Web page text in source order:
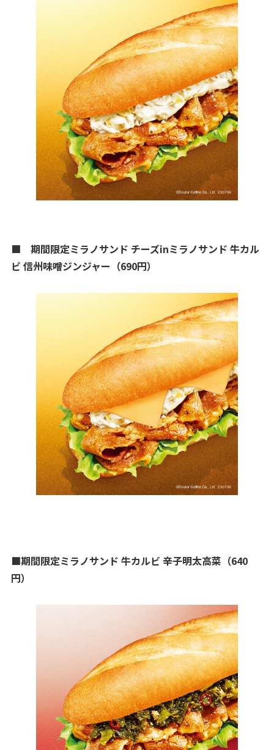
■ 期間限定ミラノサンド チーズinミラノサンド 牛カル
ビ 信州味噌ジンジャー（690円）
■期間限定ミラノサンド 牛カルビ 辛子明太高菜（640
円）